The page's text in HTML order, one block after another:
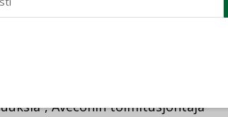
osaksi Swecoa. Olemme
talotekniikan kumppanina
tulevat vahvistumaan
ja asiantuntemuksen myötä.
kattavammin suunnittelupalveluita
Aveconin toimitusjohtaja